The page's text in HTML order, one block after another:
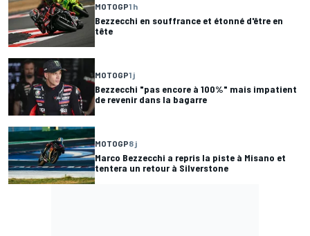
MOTOGP1 h
Bezzecchi en souffrance et étonné d'être en
tête
MOTOGP1 j
Bezzecchi "pas encore à 100%" mais impatient
de revenir dans la bagarre
MOTOGP8 j
Marco Bezzecchi a repris la piste à Misano et
tentera un retour à Silverstone